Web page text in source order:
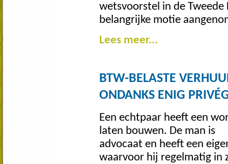
wetsvoorstel in de
belangrijke motie
Lees meer...
BTW-BELASTE
ONDANKS ENIG
Een echtpaar heeft een
laten bouwen. De man is
advocaat en heeft een
waarvoor hij regelmatig in